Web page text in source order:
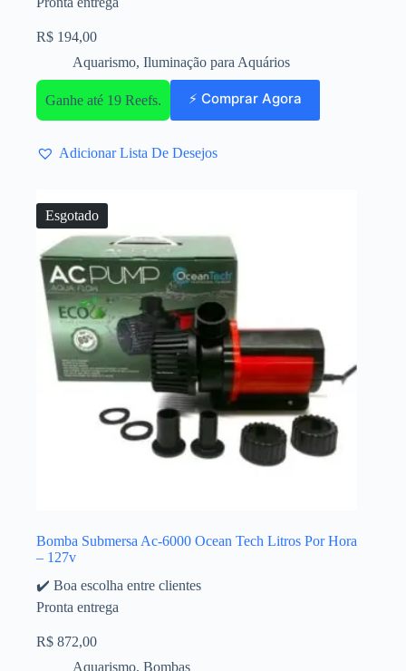
R$ 194,00
Aquarismo, Iluminação para Aquários
Ganhe até 19 Reefs. ⚡ Comprar Agora
Adicionar Lista De Desejos
Esgotado
Bomba Submersa Ac-6000 Ocean Tech Litros Por Hora
– 127v
✔️ Boa escolha entre clientes
Pronta entrega
R$ 872,00
Aquarismo, Bombas